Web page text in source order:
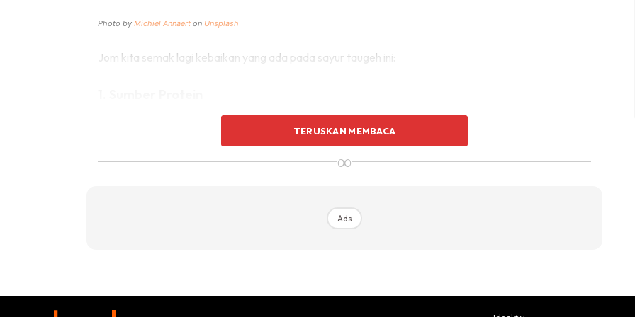
Photo by Michiel Annaert on Unsplash
Jom kita semak lagi kebaikan yang ada pada sayur taugeh ini:
TERUSKAN MEMBACA
∞
Ads